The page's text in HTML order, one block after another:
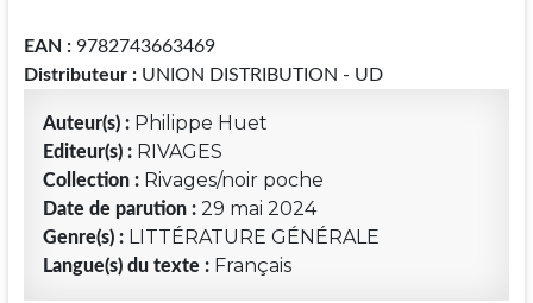
EAN :9782743663469
Distributeur :UNION DISTRIBUTION - UD
Auteur(s) : Philippe Huet
Editeur(s) : RIVAGES
Collection : Rivages/noir poche
Date de parution : 29 mai 2024
Genre(s) : LITTÉRATURE GÉNÉRALE
Langue(s) du texte : Français